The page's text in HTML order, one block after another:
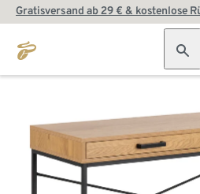
Gratisversand ab 29 € & kostenlose